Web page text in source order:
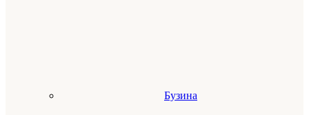
Бузина